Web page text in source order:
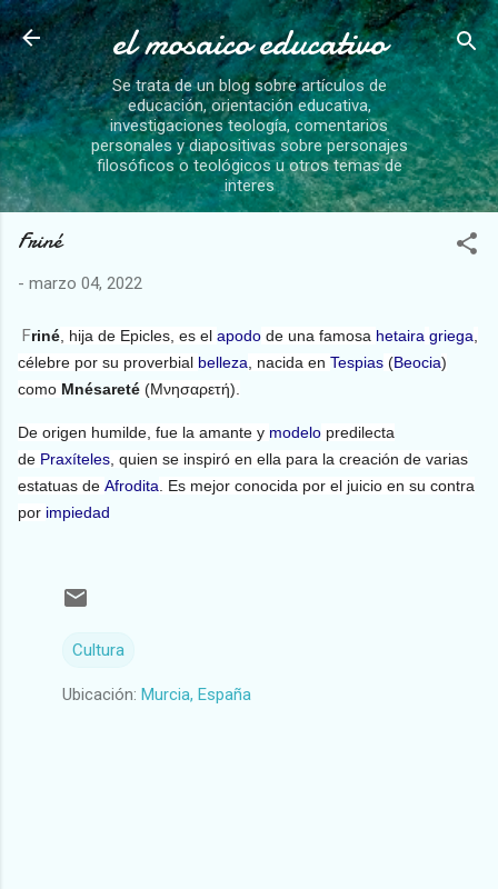
Ir al contenido principal
el mosaico educativo
Se trata de un blog sobre artículos de
educación, orientación educativa,
investigaciones teología, comentarios
personales y diapositivas sobre personajes
filosóficos o teológicos u otros temas de
interes
Friné
- marzo 04, 2022
Friné , hija de Epicles, es el apodo de una famosa hetaira griega
célebre por su proverbial belleza , nacida en Tespias (Beocia)
como Mnésareté (Μνησαρετή).
De origen humilde, fue la amante y modelo predilecta
de Praxíteles , quien se inspiró en ella para la creación de varias
estatuas de Afrodita . Es mejor conocida por el juicio en su contra
por impiedad
Cultura
Ubicación: Murcia, España